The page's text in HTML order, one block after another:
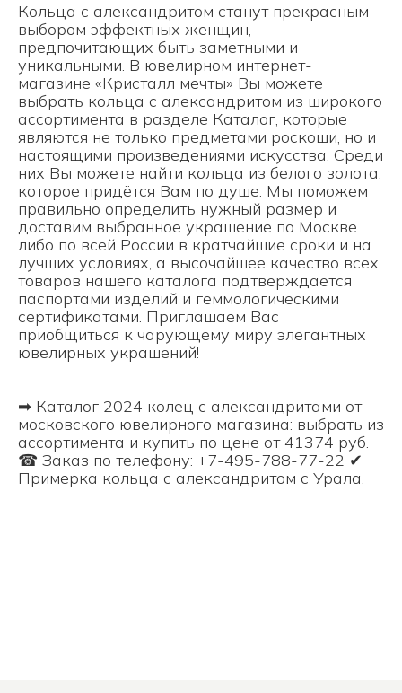
Кольца с александритом станут прекрасным
выбором эффектных женщин,
предпочитающих быть заметными и
уникальными. В ювелирном интернет-
магазине «Кристалл мечты» Вы можете
выбрать кольца с александритом из широкого
ассортимента в разделе Каталог, которые
являются не только предметами роскоши, но и
настоящими произведениями искусства. Среди
них Вы можете найти кольца из белого золота,
которое придётся Вам по душе. Мы поможем
правильно определить нужный размер и
доставим выбранное украшение по Москве
либо по всей России в кратчайшие сроки и на
лучших условиях, а высочайшее качество всех
товаров нашего каталога подтверждается
паспортами изделий и геммологическими
сертификатами. Приглашаем Вас
приобщиться к чарующему миру элегантных
ювелирных украшений!
➡ Каталог 2024 колец с александритами от
московского ювелирного магазина: выбрать из
ассортимента и купить по цене от 41374 руб.
☎ Заказ по телефону: +7-495-788-77-22 ✔
Примерка кольца с александритом с Урала.